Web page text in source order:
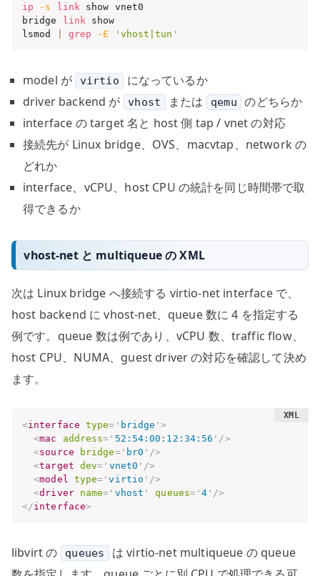
ip
-s link show vnet0
bridge
link show
lsmod
grep -E 'vhost|tun'
model が virtio
になっているか
driver backend が
vhost または qemu
のどちらか
interface の target 名と host 側 tap / vnet の対応
接続先が Linux bridge、OVS、macvtap、network の
どれか
interface、vCPU、host CPU の統計を同じ時間帯で取
得できるか
vhost-net と multiqueue の XML
次は Linux bridge へ接続する virtio-net interface で、
host backend に vhost-net、queue 数に 4 を指定する
例です。queue 数は例であり、vCPU 数、traffic flow、
host CPU、NUMA、guest driver の対応を確認して決め
ます。
<interface type= ' bridge '>
<mac address= ' 52:54:00:12:34:56 ' />
<source bridge=' br0 ' />
<target dev= ' vnet0 ' />
<model type= 'virtio ' />
<driver name= ' vhost ' queues= '4 ' />
</interface>
libvirt の queues
は virtio-net multiqueue の queue